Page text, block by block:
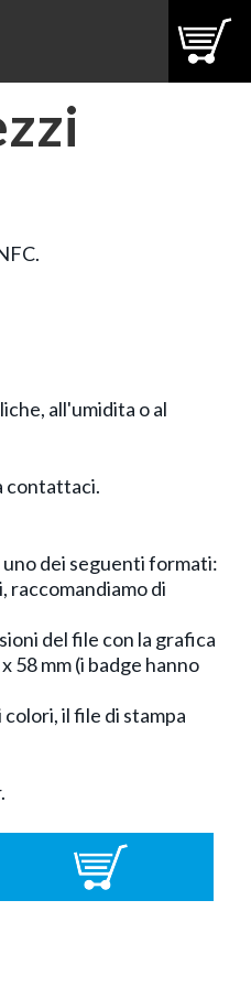
all'umidita o al
contattaci.
dei seguenti formati:
raccomandiamo di
del file con la grafica
58 mm (i badge hanno
il file di stampa